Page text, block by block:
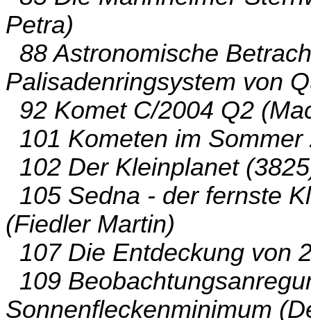
Petra)
88 Astronomische
Palisadenringsystem von
92 Komet C/2004 Q2
101 Kometen im
102 Der Kleinplanet
105 Sedna - der fernste
(Fiedler Martin)
107 Die Entdeckung von
109
Sonnenfleckenminimum